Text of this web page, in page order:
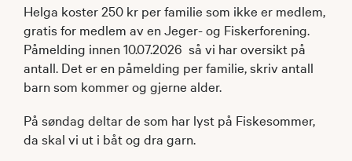
Helga koster 250 kr per familie som ikke er medlem,
gratis for medlem av en Jeger- og Fiskerforening.
Påmelding innen 10.07.2026 så vi har oversikt på
antall. Det er en påmelding per familie, skriv antall
barn som kommer og gjerne alder.
På søndag deltar de som har lyst på Fiskesommer,
da skal vi ut i båt og dra garn.